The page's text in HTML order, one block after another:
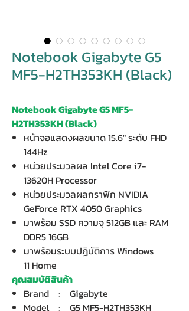
Notebook Gigabyte G5
MF5-H2TH353KH (Black)
Notebook Gigabyte G5 MF5-
H2TH353KH (Black)
หน้าจอแสดงผลขนาด 15.6" ระดับ FHD
144Hz
หน่วยประมวลผล Intel Core i7-
13620H Processor
หน่วยประมวลผลกราฟิก NVIDIA
GeForce RTX 4050 Graphics
มาพร้อม SSD ความจุ 512GB และ RAM
DDR5 16GB
มาพร้อมระบบปฏิบัติการ Windows
11 Home
คุณสมบัติสินค้า
Brand : Gigabyte
Model : G5 MF5-H2TH353KH